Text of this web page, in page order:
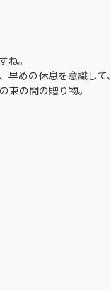
。
めの休息を意識して、
の間の贈り物。